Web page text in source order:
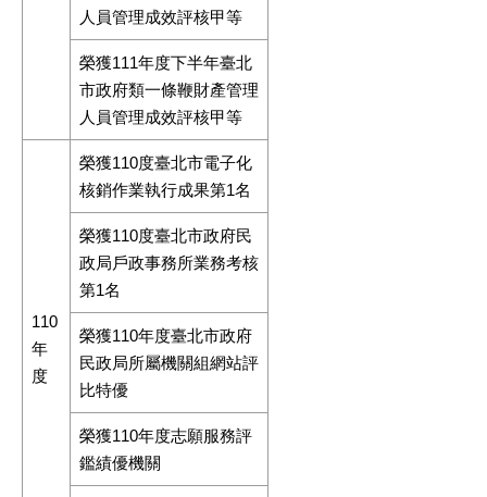
人員管理成效評核甲等
榮獲111年度下半年臺北
市政府類一條鞭財產管理
人員管理成效評核甲等
110
年
度
榮獲110度臺北市電子化
核銷作業執行成果第1名
榮獲110度臺北市政府民
政局戶政事務所業務考核
第1名
榮獲110年度臺北市政府
民政局所屬機關組網站評
比特優
榮獲110年度志願服務評
鑑績優機關